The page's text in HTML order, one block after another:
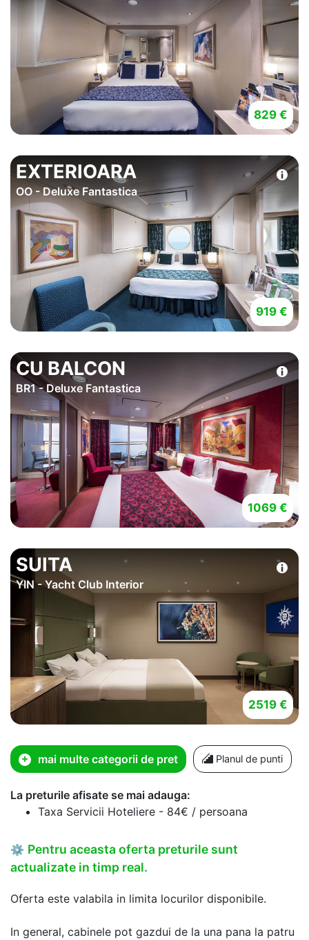
829 €
EXTERIOARA
OO - Deluxe Fantastica
919 €
CU BALCON
BR1 - Deluxe Fantastica
1069 €
SUITA
YIN - Yacht Club Interior
2519 €
mai multe categorii de pret Planul de punti
La preturile afisate se mai adauga:
Taxa Servicii Hoteliere - 84€ / persoana
⚙ Pentru aceasta oferta preturile sunt
actualizate in timp real.
Oferta este valabila in limita locurilor disponibile.
In general, cabinele pot gazdui de la una pana la patru